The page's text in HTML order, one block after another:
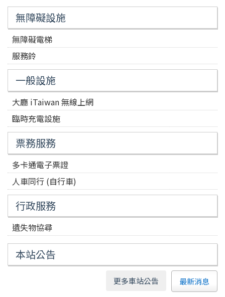
無障礙設施
無障礙電梯
服務鈴
一般設施
大廳 iTaiwan 無線上網
臨時充電設施
票務服務
多卡通電子票證
人車同行 (自行車)
行政服務
遺失物協尋
本站公告
更多車站公告 最新消息